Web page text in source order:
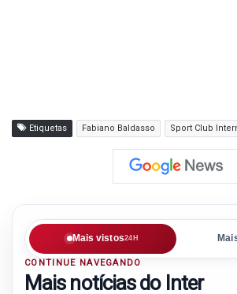
Etiquetas Fabiano Baldasso Sport Club
Mais vistos24H
CONTINUE NAVEGANDO
Mais notícias do Inter